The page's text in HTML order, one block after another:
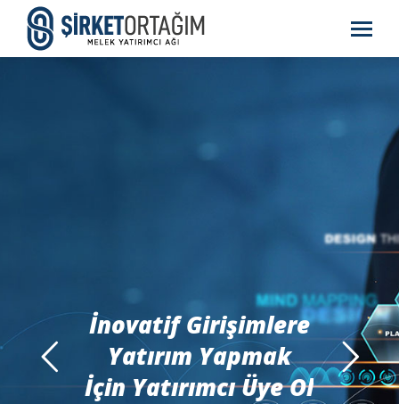
İnovatif Girişimlere
Yatırım Yapmak
İçin Yatırımcı Üye Ol